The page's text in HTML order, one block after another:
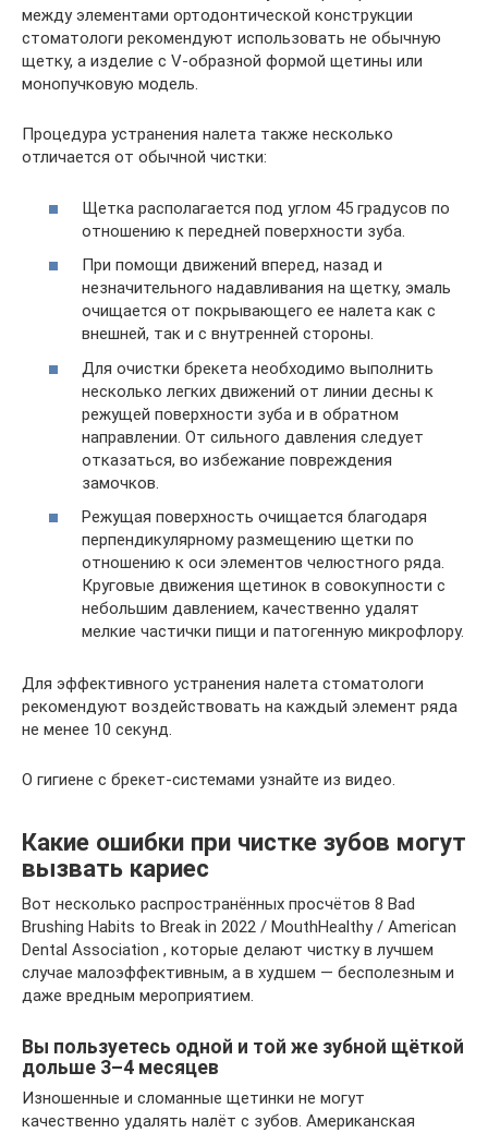
между элементами ортодонтической конструкции
стоматологи рекомендуют использовать не обычную
щетку, а изделие с V-образной формой щетины или
монопучковую модель.
Процедура устранения налета также несколько
отличается от обычной чистки:
Щетка располагается под углом 45 градусов по
отношению к передней поверхности зуба.
При помощи движений вперед, назад и
незначительного надавливания на щетку, эмаль
очищается от покрывающего ее налета как с
внешней, так и с внутренней стороны.
Для очистки брекета необходимо выполнить
несколько легких движений от линии десны к
режущей поверхности зуба и в обратном
направлении. От сильного давления следует
отказаться, во избежание повреждения
замочков.
Режущая поверхность очищается благодаря
перпендикулярному размещению щетки по
отношению к оси элементов челюстного ряда.
Круговые движения щетинок в совокупности с
небольшим давлением, качественно удалят
мелкие частички пищи и патогенную микрофлору.
Для эффективного устранения налета стоматологи
рекомендуют воздействовать на каждый элемент ряда
не менее 10 секунд.
О гигиене с брекет-системами узнайте из видео.
Какие ошибки при чистке зубов могут
вызвать кариес
Вот несколько распространённых просчётов 8 Bad
Brushing Habits to Break in 2022 / MouthHealthy / American
Dental Association , которые делают чистку в лучшем
случае малоэффективным, а в худшем — бесполезным и
даже вредным мероприятием.
Вы пользуетесь одной и той же зубной щёткой
дольше 3–4 месяцев
Изношенные и сломанные щетинки не могут
качественно удалять налёт с зубов. Американская